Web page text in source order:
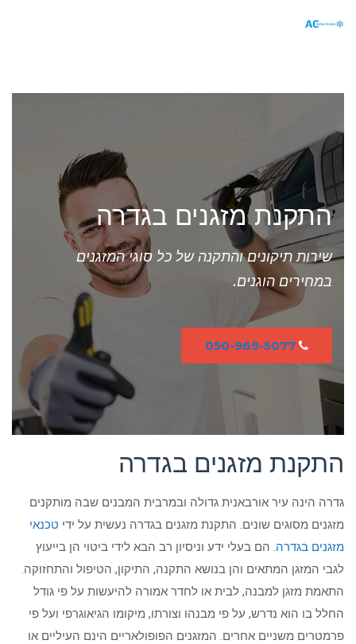
התקנת מזגנים בגדרה
שירות תיקונים והתקנה של כל סוגי המזגנים
במחירים הוגנים.
050-969-5077
התקנת מזגנים בגדרה
גדרה הינה עיר אורבאנית גדולה ובמרבית המבנים שבה מותקנים
מזגנים מסוגים שונים. התקנת מזגנים בגדרה נעשית על ידי טכנאי
מזגנים בגדרה. הם בעלי ידע וניסיון רב הבא לידי ביטוי הן בייעוץ
לגבי המזגן המתאים והן בנושא התקנה, התיקון, הטיפול והתחזוקה.
התאמת מזגן למבנה, לבית או לחדר אמורה להיעשות על פי גודל
החלל בו הוא נדרש, על פי מבנהו וצורתו, מיקומו הגיאוגרפי ועל פי
פרמטרים משניים אחרים. המזגנים הפופולאריים הינם העיליים או